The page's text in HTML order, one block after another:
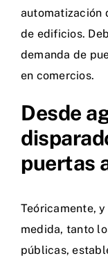
automatización
de edificios.
demanda de
en comercios.
Desde
puertas
Teóricamente,
medida, tanto
públicas,